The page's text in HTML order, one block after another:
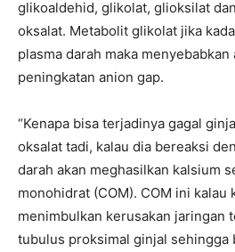
glikoaldehid, glikolat, glioksilat
oksalat. Metabolit glikolat jika
plasma darah maka
peningkatan anion gap.
“Kenapa bisa terjadinya gagal
oksalat tadi, kalau dia bereaksi
darah akan meghasilkan kalsium
monohidrat (COM). COM ini kalau
menimbulkan kerusakan jaringan
tubulus proksimal ginjal sehingga